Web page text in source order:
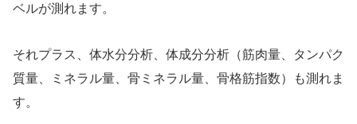
ベルが測れます。
それプラス、体水分分析、体成分分析（筋肉量、タンパク
質量、ミネラル量、骨ミネラル量、骨格筋指数）も測れま
す。